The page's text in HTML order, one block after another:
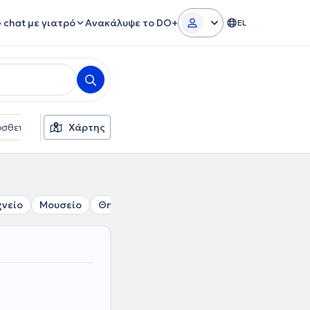
chat με γιατρό Ανακάλυψε το DO+ EL
φίλτρα Γλώσσες
Χάρτης
Μουσείο Θησείο